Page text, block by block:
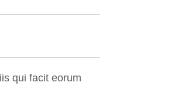
qui facit eorum